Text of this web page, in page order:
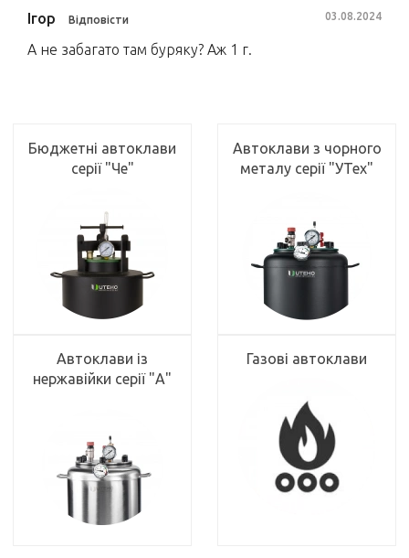
Ігор Відповісти 03.08.2024
А не забагато там буряку? Аж 1 г.
Бюджетні автоклави
серії "Че"
Автоклави з чорного
металу серії "УТех"
Автоклави із
нержавійки серії "А"
Газові автоклави